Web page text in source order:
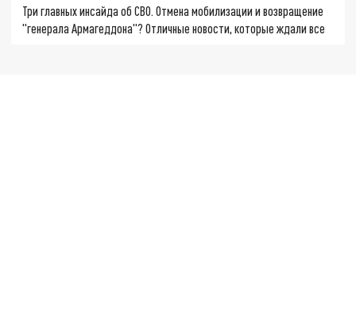
Три главных инсайда об СВО. Отмена мобилизации и возвращение
"генерала Армагеддона"? Отличные новости, которые ждали все